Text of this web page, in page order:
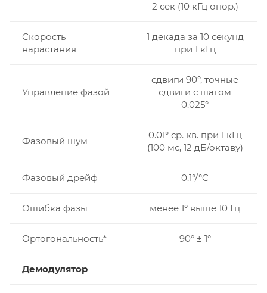
2 сек (10 кГц опор.)
Скорость
нарастания
1 декада за 10 секунд
при 1 кГц
Управление фазой
сдвиги 90°, точные
сдвиги с шагом
0.025°
Фазовый шум
0.01° ср. кв. при 1 кГц
(100 мс, 12 дБ/октаву)
Фазовый дрейф 0.1°/°C
Ошибка фазы менее 1° выше 10 Гц
Ортогональность* 90° ± 1°
Демодулятор